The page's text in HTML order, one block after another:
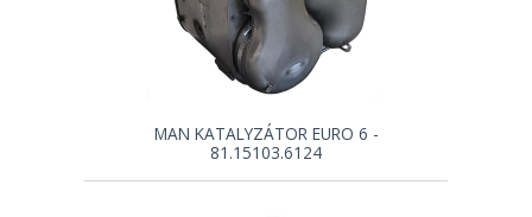
MAN KATALYZÁTOR EURO 6 -
81.15103.6124